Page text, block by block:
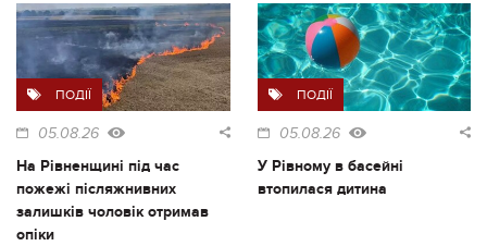
ПОДІЇ
05.08.26
На Рівненщині під час
пожежі післяжнивних
залишків чоловік отримав
опіки
ПОДІЇ
05.08.26
У Рівному в басейні
втопилася дитина